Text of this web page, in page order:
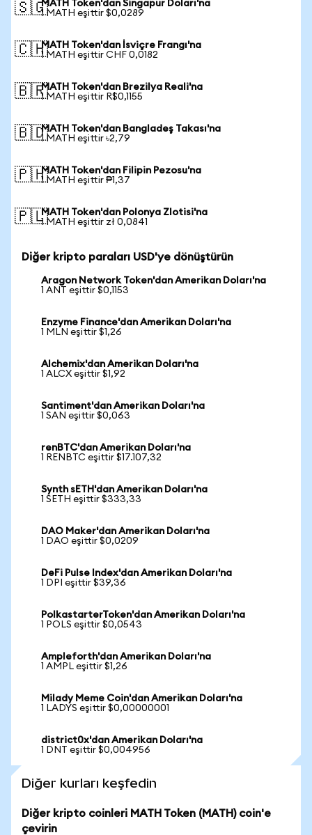
🇸🇬MATH Token'dan Singapur Doları'na
1 MATH eşittir $0,0289
🇨🇭MATH Token'dan İsviçre Frangı'na
1 MATH eşittir CHF 0,0182
🇧🇷MATH Token'dan Brezilya Reali'na
1 MATH eşittir R$0,1155
🇧🇩MATH Token'dan Bangladeş Takası'na
1 MATH eşittir ৳2,79
🇵🇭MATH Token'dan Filipin Pezosu'na
1 MATH eşittir ₱1,37
🇵🇱MATH Token'dan Polonya Zlotisi'na
1 MATH eşittir zł 0,0841
Diğer kripto paraları USD'ye dönüştürün
Aragon Network Token'dan Amerikan Doları'na
1 ANT eşittir $0,1153
Enzyme Finance'dan Amerikan Doları'na
1 MLN eşittir $1,26
Alchemix'dan Amerikan Doları'na
1 ALCX eşittir $1,92
Santiment'dan Amerikan Doları'na
1 SAN eşittir $0,063
renBTC'dan Amerikan Doları'na
1 RENBTC eşittir $17.107,32
Synth sETH'dan Amerikan Doları'na
1 SETH eşittir $333,33
DAO Maker'dan Amerikan Doları'na
1 DAO eşittir $0,0209
DeFi Pulse Index'dan Amerikan Doları'na
1 DPI eşittir $39,36
PolkastarterToken'dan Amerikan Doları'na
1 POLS eşittir $0,0543
Ampleforth'dan Amerikan Doları'na
1 AMPL eşittir $1,26
Milady Meme Coin'dan Amerikan Doları'na
1 LADYS eşittir $0,00000001
district0x'dan Amerikan Doları'na
1 DNT eşittir $0,004956
Diğer kurları keşfedin
Diğer kripto coinleri MATH Token (MATH) coin'e
çevirin